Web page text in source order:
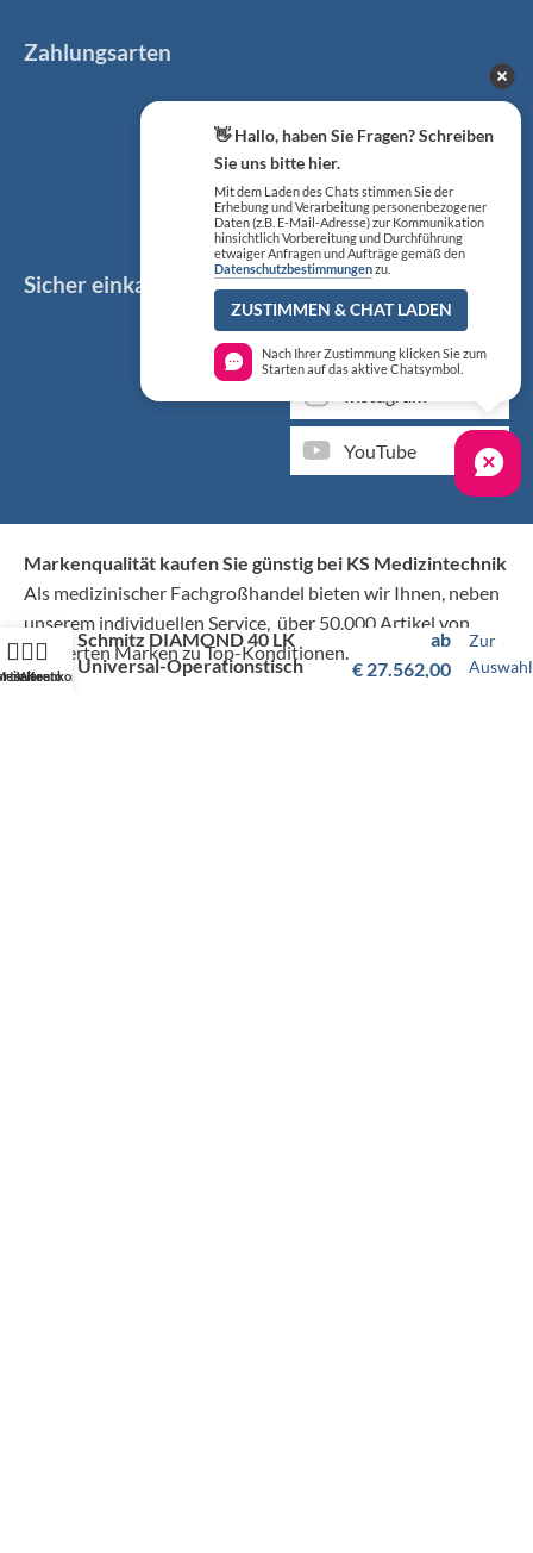
Zahlungsarten
Sicher einkaufen Social Media
Facebook
YouTube
Markenqualität kaufen Sie günstig bei KS Medizintechnik
Als medizinischer Fachgroßhandel bieten wir Ihnen, neben
unserem individuellen Service, über 50.000 Artikel von
hunderten Marken zu Top-Konditionen.
Konto
Warenkorb
Schmitz DIAMOND 40 LK
Universal-Operationstisch
ab
€ 27.562,00
Zur
Auswahl
👋 Hallo, haben Sie Fragen? Schreiben
Sie uns bitte hier.
Mit dem Laden des Chats stimmen Sie der
Erhebung und Verarbeitung personenbezogener
Daten (z.B. E-Mail-Adresse) zur Kommunikation
hinsichtlich Vorbereitung und Durchführung
etwaiger Anfragen und Aufträge gemäß den
Datenschutzbestimmungenzu.
ZUSTIMMEN & CHAT LADEN
Nach Ihrer Zustimmung klicken Sie zum
Starten auf das aktive Chatsymbol.